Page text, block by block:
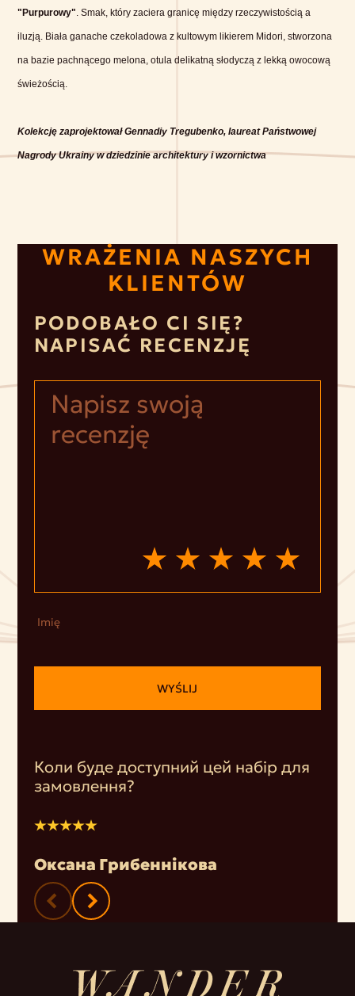
"Purpurowy" .Smak, który zaciera granicę między rzeczywistością a
iluzją. Biała ganache czekoladowa z kultowym likierem Midori, stworzona
na bazie pachnącego melona, ​​otula delikatną słodyczą z lekką owocową
świeżością.
Kolekcję zaprojektował Gennadiy Tregubenko, laureat Państwowej
Nagrody Ukrainy w dziedzinie architektury i wzornictwa
WRAŻENIA NASZYCH
KLIENTÓW
Коли буде доступний цей набір для
замовлення?
Оксана Грибеннікова
PODOBAŁO CI SIĘ?
NAPISAĆ RECENZJĘ
Imię
WYŚLIJ